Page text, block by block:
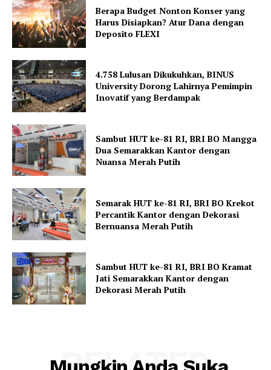
Berapa Budget Nonton Konser yang
Harus Disiapkan? Atur Dana dengan
Deposito FLEXI
4.758 Lulusan Dikukuhkan, BINUS
University Dorong Lahirnya Pemimpin
Inovatif yang Berdampak
Sambut HUT ke-81 RI, BRI BO Mangga
Dua Semarakkan Kantor dengan
Nuansa Merah Putih
Semarak HUT ke-81 RI, BRI BO Krekot
Percantik Kantor dengan Dekorasi
Bernuansa Merah Putih
Sambut HUT ke-81 RI, BRI BO Kramat
Jati Semarakkan Kantor dengan
Dekorasi Merah Putih